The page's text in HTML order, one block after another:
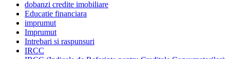
dobanzi credite imobiliare
Educatie financiara
imprumut
Imprumut
Intrebari si raspunsuri
IRCC